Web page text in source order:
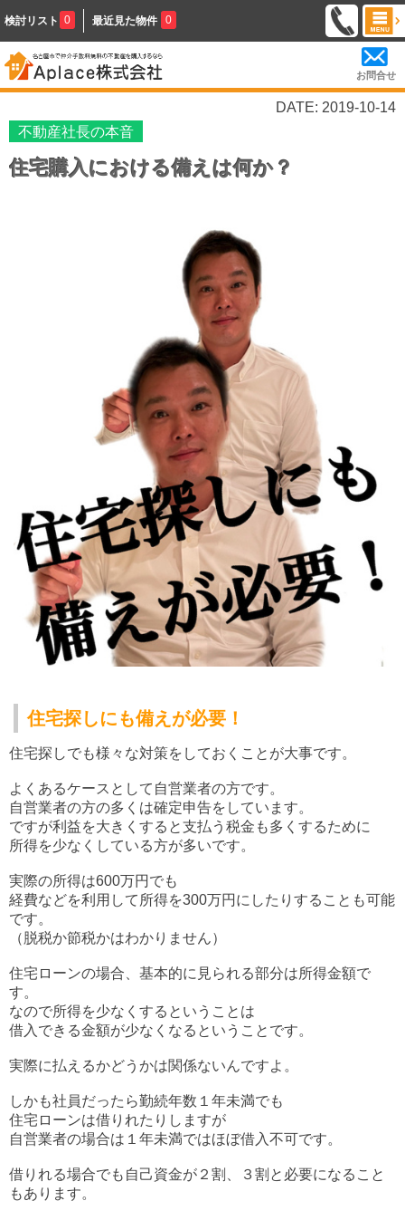
検討リスト 0 最近見た物件 0
お問合せ
DATE: 2019-10-14
不動産社長の本音
住宅購入における備えは何か？
住宅探しにも備えが必要！
住宅探しでも様々な対策をしておくことが大事です。
よくあるケースとして自営業者の方です。
自営業者の方の多くは確定申告をしています。
ですが利益を大きくすると支払う税金も多くするために
所得を少なくしている方が多いです。
実際の所得は600万円でも
経費などを利用して所得を300万円にしたりすることも可能
です。
（脱税か節税かはわかりません）
住宅ローンの場合、基本的に見られる部分は所得金額で
す。
なので所得を少なくするということは
借入できる金額が少なくなるということです。
実際に払えるかどうかは関係ないんですよ。
しかも社員だったら勤続年数１年未満でも
住宅ローンは借りれたりしますが
自営業者の場合は１年未満ではほぼ借入不可です。
借りれる場合でも自己資金が２割、３割と必要になること
もあります。